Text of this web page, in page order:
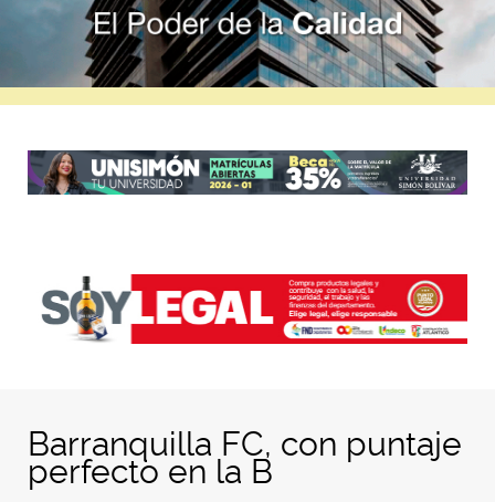
Barranquilla FC, con puntaje
perfecto en la B